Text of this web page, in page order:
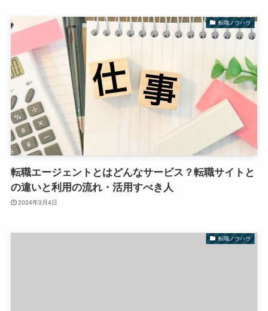
転職ノウハウ
転職エージェントとはどんなサービス？転職サイトと
の違いと利用の流れ・活用すべき人
2024年3月4日
転職ノウハウ